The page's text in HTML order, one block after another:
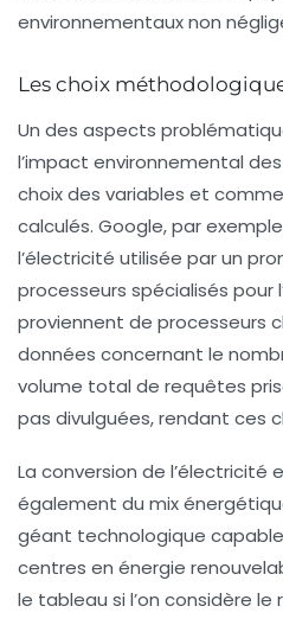
environnementaux non
Les choix
Un des aspects
l’impact environnemental des
choix des variables et
calculés. Google, par
l’électricité utilisée par un
processeurs spécialisés pour
proviennent de processeurs
données concernant le
volume total de requêtes
pas divulguées, rendant ces
La conversion de l’électricité
également du mix
géant technologique capable
centres en énergie
le tableau si l’on considère